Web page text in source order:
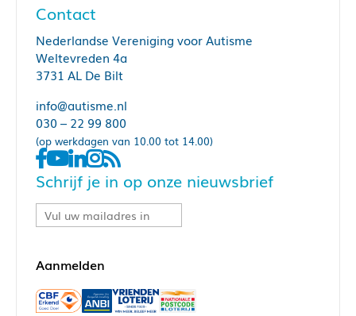
Contact
Nederlandse Vereniging voor Autisme
Weltevreden 4a
3731 AL De Bilt
info@autisme.nl
030 – 22 99 800
(op werkdagen van 10.00 tot 14.00)
Schrijf je in op onze nieuwsbrief